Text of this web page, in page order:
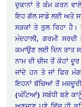
ਦੁਕਾਨਾਂ ਤੇ ਕੰਮ ਕਰਨ
ਇਹ ਗੱਲ ਸਾਡੇ ਲਈ ਅਤੇ
ਸੜਕਾਂ ਤੇ ਰੁਲ ਰਿਹਾ ਹੈ।
ਮੰਦਹਾਲੀ, ਗਰਮੀ
ਕਮਾਉਣ ਲਈ ਦਿਨ ਰਾਤ
ਨਾਮ ਦੀ ਚੀਜ ਤੋਂ ਕੋਹਾਂ
ਜਾਂਦੇ ਹਨ ਤੇ ਜਾਂ ਫਿਰ
ਇਹਨਾਂ ਬੱਚਿਆਂ ਤੋਂ
(ਘੰਟਿਆਂ) ਸਬੰਧੀ ਬਣੇ